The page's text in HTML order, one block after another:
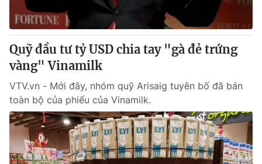
Quỹ đầu tư tỷ USD chia tay "gà đẻ trứng
vàng" Vinamilk
VTV.vn - Mới đây, nhóm quỹ Arisaig tuyên bố đã bán
toàn bộ của phiếu của Vinamilk.